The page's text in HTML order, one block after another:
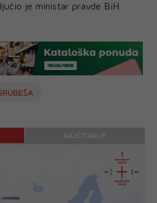
je ministar pravde BiH